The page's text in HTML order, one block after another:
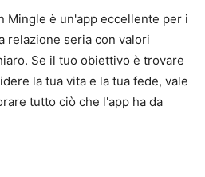
Mingle è un'app eccellente per i
relazione seria con valori
Se il tuo obiettivo è trovare
la tua vita e la tua fede, vale
tutto ciò che l'app ha da